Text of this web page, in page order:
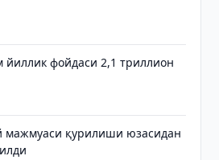
фойдаси 2,1 триллион
мажмуаси қурилиши юзасидан